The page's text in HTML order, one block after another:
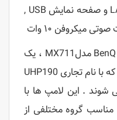
بالا: ۵۳۰۰: ۱ , صفحه نمایش LAN و صفحه نمایش USB ,
این سری از لامپ ویدئو پروژکتور BenQ مدلMX711 ، یک
لامپ اصلی ۱۸۵ واتی می باشند که با نام تجاری UHP190
شوند . این لامپ ها با
لومنس ، مناسب گروه مختلفی از